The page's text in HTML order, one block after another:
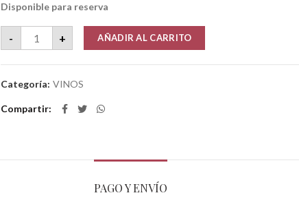
original
era:
$29,330.00.
es:
$19,800.00.
Disponible para reserva
-
ALTOS LA CIENAGA • ALTOS LA CIENAGA DESNUDO • SYRAH
+ AÑADIR AL CARRITO
Categoría: VINOS
Compartir
PAGO Y ENVÍO